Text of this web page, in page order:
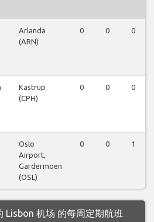
Arlanda
(ARN)
0 0 0
Kastrup
(CPH)
0 0 0
Oslo
Airport,
Gardermoen
(OSL)
0 0 1
Lisbon 机场 的每周定期航班